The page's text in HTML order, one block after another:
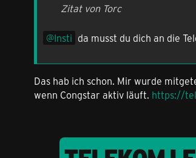
Zitat von Torc
Insti da musst du dich an die
Das hab ich schon. Mir wurde
wenn Congstar aktiv läuft. https://